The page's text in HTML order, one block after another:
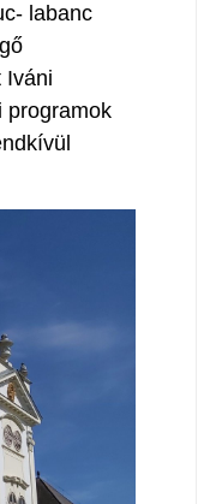
labanc
Iváni
programok